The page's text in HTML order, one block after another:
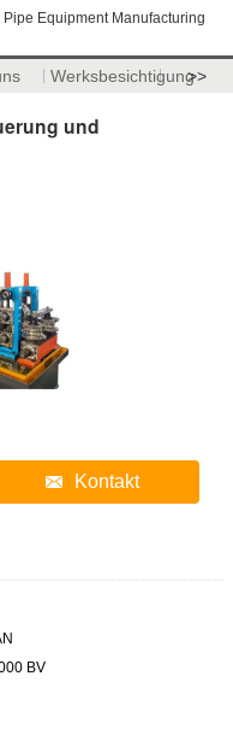
Equipment Manufacturing
Werksbesichtigung>>
und
Kontakt
BV